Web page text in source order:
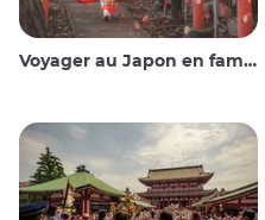
Voyager au Japon en famille